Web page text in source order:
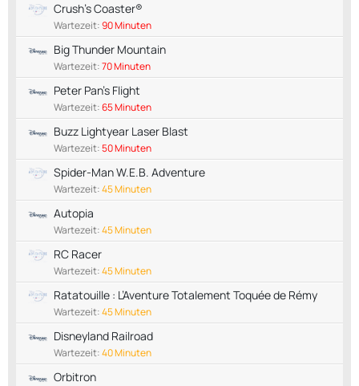
Crush's Coaster®
Wartezeit:90 Minuten
Big Thunder Mountain
Wartezeit:70 Minuten
Peter Pan's Flight
Wartezeit:65 Minuten
Buzz Lightyear Laser Blast
Wartezeit:50 Minuten
Spider-Man W.E.B. Adventure
Wartezeit:45 Minuten
Autopia
Wartezeit:45 Minuten
RC Racer
Wartezeit:45 Minuten
Ratatouille : L’Aventure Totalement Toquée de Rémy
Wartezeit:45 Minuten
Disneyland Railroad
Wartezeit:40 Minuten
Orbitron